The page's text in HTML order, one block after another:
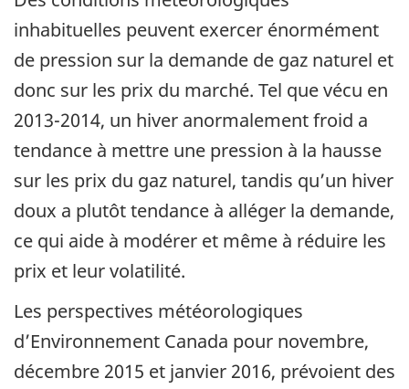
inhabituelles peuvent exercer énormément
de pression sur la demande de gaz naturel et
donc sur les prix du marché. Tel que vécu en
2013-2014, un hiver anormalement froid a
tendance à mettre une pression à la hausse
sur les prix du gaz naturel, tandis qu’un hiver
doux a plutôt tendance à alléger la demande,
ce qui aide à modérer et même à réduire les
prix et leur volatilité.
Les perspectives météorologiques
d’Environnement Canada pour novembre,
décembre 2015 et janvier 2016, prévoient des